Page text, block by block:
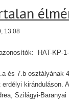
13:08
HAT-KP-
és 7.b osztályának
erdélyi kiránduláson.
Szilágyi-